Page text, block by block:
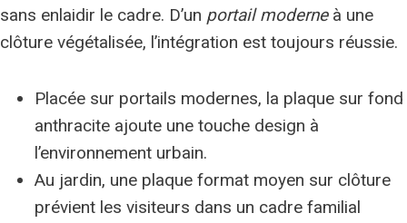
sans enlaidir le cadre. D’un portail moderneà une
clôture végétalisée, l’intégration est toujours réussie.
Placée sur portails modernes, la plaque sur fond
anthracite ajoute une touche design à
l’environnement urbain.
Au jardin, une plaque format moyen sur clôture
prévient les visiteurs dans un cadre familial